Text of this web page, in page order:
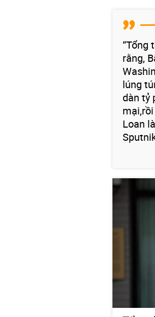
“Tổng
rằng,
lúng
dàn tỷ
Loan